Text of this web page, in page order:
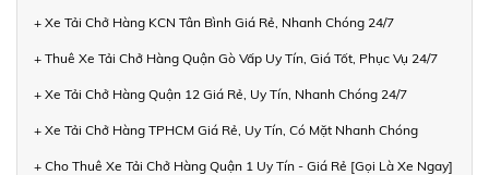
+ Xe Tải Chở Hàng KCN Tân Bình Giá Rẻ, Nhanh Chóng 24/7
+ Thuê Xe Tải Chở Hàng Quận Gò Vấp Uy Tín, Giá Tốt, Phục Vụ 24/7
+ Xe Tải Chở Hàng Quận 12 Giá Rẻ, Uy Tín, Nhanh Chóng 24/7
+ Xe Tải Chở Hàng TPHCM Giá Rẻ, Uy Tín, Có Mặt Nhanh Chóng
+ Cho Thuê Xe Tải Chở Hàng Quận 1 Uy Tín - Giá Rẻ [Gọi Là Xe Ngay]